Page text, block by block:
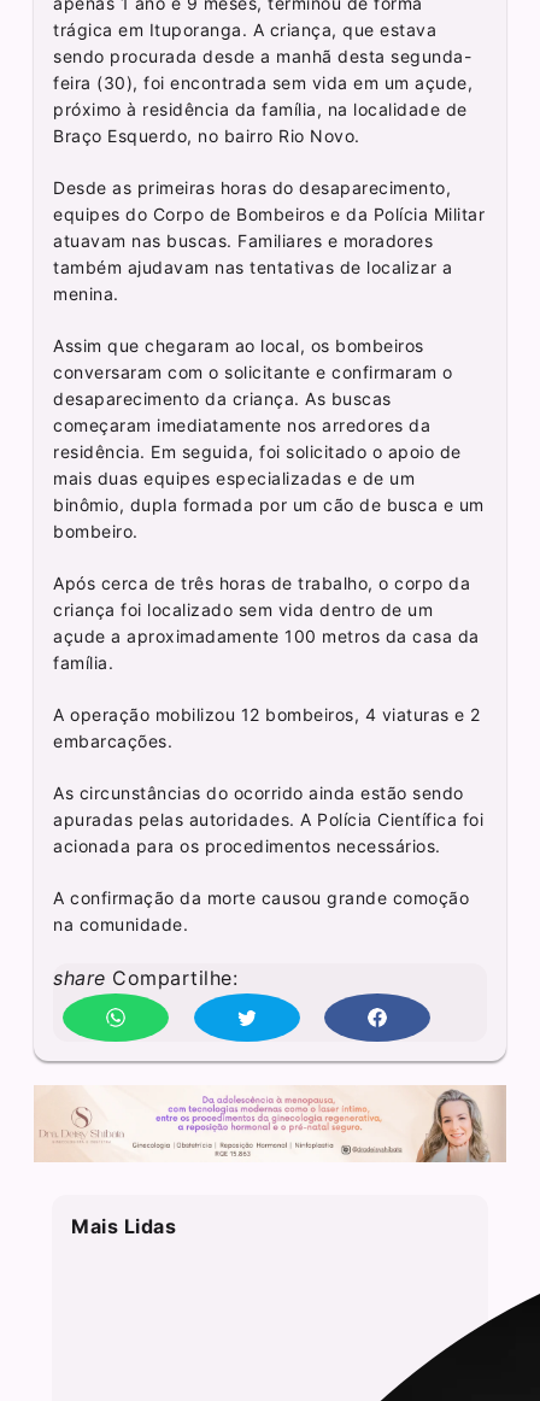
trágica em Ituporanga. A criança, que estava
sendo procurada desde a manhã desta segunda-
feira (30), foi encontrada sem vida em um açude,
próximo à residência da família, na localidade de
Braço Esquerdo, no bairro Rio Novo.
Desde as primeiras horas do desaparecimento,
equipes do Corpo de Bombeiros e da Polícia Militar
atuavam nas buscas. Familiares e moradores
também ajudavam nas tentativas de localizar a
menina.
Assim que chegaram ao local, os bombeiros
conversaram com o solicitante e confirmaram o
desaparecimento da criança. As buscas
começaram imediatamente nos arredores da
residência. Em seguida, foi solicitado o apoio de
mais duas equipes especializadas e de um
binômio, dupla formada por um cão de busca e um
bombeiro.
Após cerca de três horas de trabalho, o corpo da
criança foi localizado sem vida dentro de um
açude a aproximadamente 100 metros da casa da
família.
A operação mobilizou 12 bombeiros, 4 viaturas e 2
embarcações.
As circunstâncias do ocorrido ainda estão sendo
apuradas pelas autoridades. A Polícia Científica foi
acionada para os procedimentos necessários.
A confirmação da morte causou grande comoção
na comunidade.
share Compartilhe:
Mais Lidas